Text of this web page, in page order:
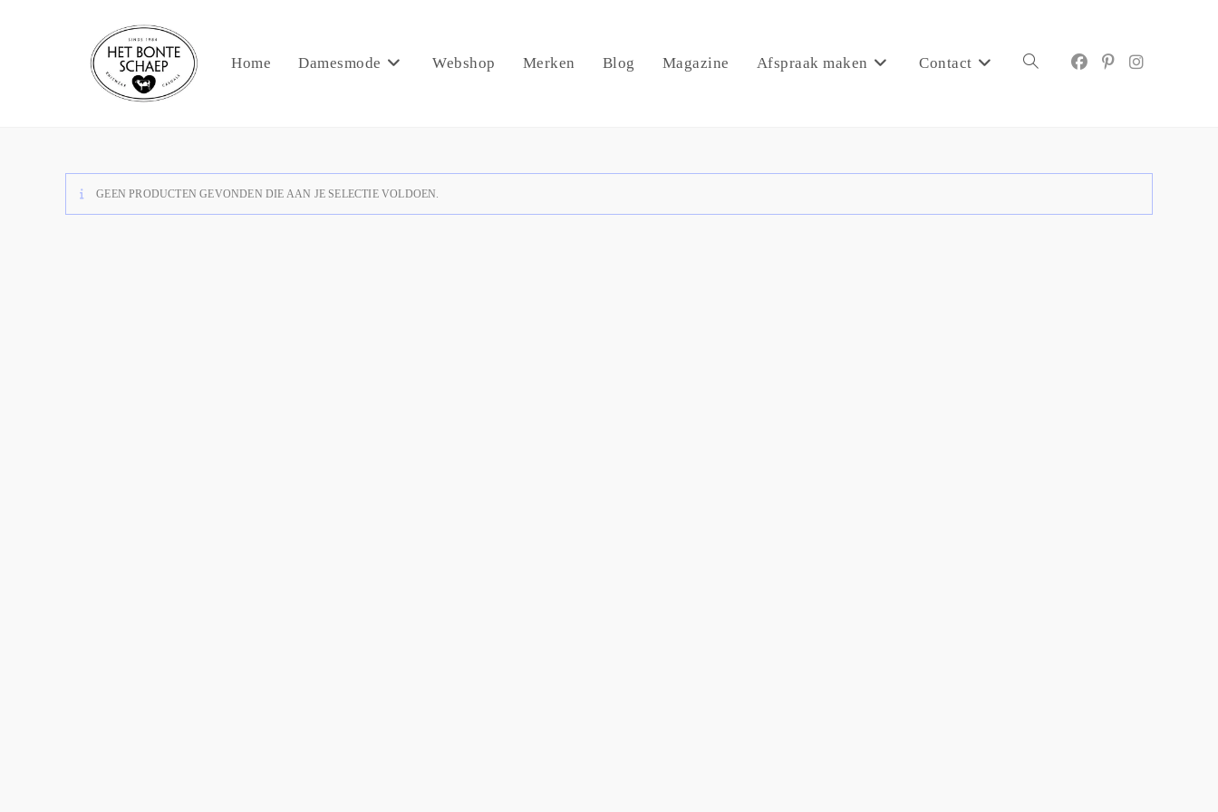
Home Damesmode Webshop Merken Blog Magazine Afspraak maken Contact
GEEN PRODUCTEN GEVONDEN DIE AAN JE SELECTIE VOLDOEN.